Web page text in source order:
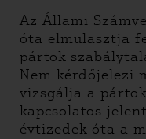
Az Állami
óta elmulasztja
pártok
Nem kérdőjelezi
vizsgálja a
kapcsolatos
évtizedek óta a